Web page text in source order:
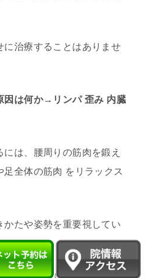
に治療することはありませ
は何か→リンパ 歪み 内臓
は、腰周りの筋肉を鍛え
全体の筋肉 をリラックス
かたや姿勢を重要視してい